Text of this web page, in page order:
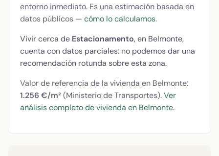
entorno inmediato. Es una estimación basada en
datos públicos — cómo lo calculamos.
Vivir cerca de Estacionamento, en Belmonte,
cuenta con datos parciales: no podemos dar una
recomendación rotunda sobre esta zona.
Valor de referencia de la vivienda en Belmonte:
1.256 €/m² (Ministerio de Transportes).Ver
análisis completo de vivienda en Belmonte.